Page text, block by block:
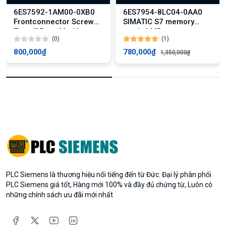
6ES7592-1AM00-0XB0
Frontconnector Screw
Type (35mm Mod.)
(0)
800,000₫
6ES7954-8LC04-0AA0
SIMATIC S7 memory
card, 4 MB
(1)
780,000₫ 1,350,000₫
PLC Siemens là thương hiệu nổi tiếng đến từ Đức. Đại lý phân phối
PLC Siemens giá tốt, Hàng mới 100% và đầy đủ chứng từ, Luôn có
những chính sách ưu đãi mới nhất